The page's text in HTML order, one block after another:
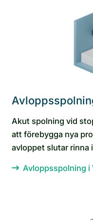
Akut spolning vid
att förebygga nya
avloppet slutar rinna
Avloppsspolning i